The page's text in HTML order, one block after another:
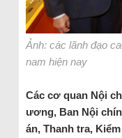
Ảnh: các lãnh đạo
nam hiện nay
Các cơ quan Nội
ương, Ban Nội
án, Thanh tra,